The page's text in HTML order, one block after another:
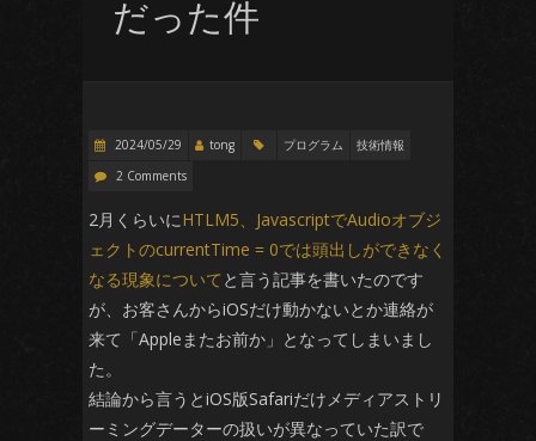
だった件
2024/05/29 tong プログラム
技術情報
2 Comments
2月くらいにHTLM5、JavascriptでAudioオブジ
ェクトのcurrentTime = 0では頭出しができなく
なる現象について と言う記事を書いたのです
が、お客さんからiOSだけ動かないとか連絡が
来て「Appleまたお前か」となってしまいまし
た。
結論から言うとiOS版Safariだけメディアストリ
ーミングデーターの扱いが異なっていた訳で